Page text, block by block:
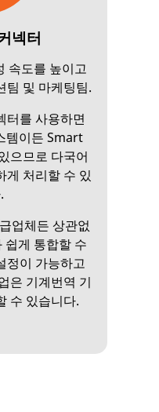
넥터
속도를 높이고
팀 및 마케팅팀.
터를 사용하면
템이든 Smart
으므로 다국어
게 처리할 수 있
업체든 상관없
쉽게 통합할 수
정이 가능하고
은 기계번역 기
수 있습니다.